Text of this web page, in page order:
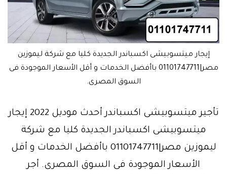
إيجار ميتسوبيشى اكسباندر الجديدة كليا مع شركة ليموزين
مصر|01101747711 باأفضل الخدمات و أقل الأسعار الموجودة فى
السوق المصرى.
تأجير ميتسوبيشى اكسباندر أحدث موديل 2022 إيجار
ميتسوبيشى اكسباندر الجديدة كليا مع شركة
ليموزين مصر|01101747711 باأفضل الخدمات و أقل
الأسعار الموجودة فى السوق المصرى. أجر